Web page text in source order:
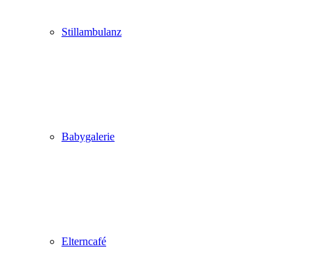
Stillambulanz
Babygalerie
Elterncafé